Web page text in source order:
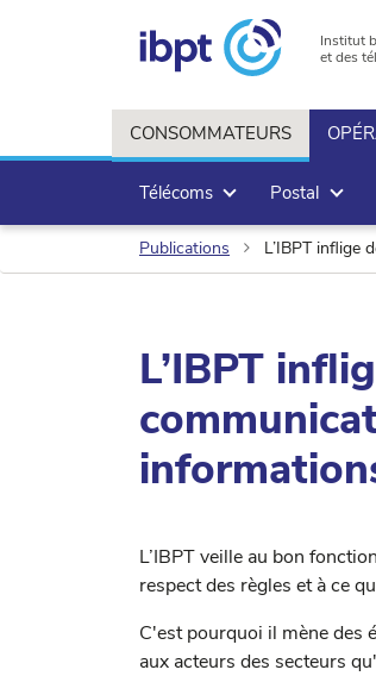
Institut
et des
CONSOMMATEURS
Télécoms Postal
Publications L’IBPT inflige
L’IBPT
L’IBPT veille au bon
respect des règles et à ce
C'est pourquoi il mène des
aux acteurs des secteurs